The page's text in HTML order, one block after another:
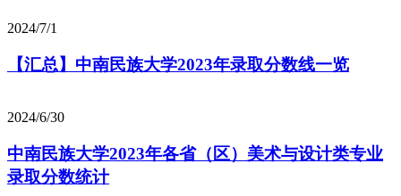
2024/7/1
【汇总】中南民族大学2023年录取分数线一览
2024/6/30
中南民族大学2023年各省（区）美术与设计类专业
录取分数统计